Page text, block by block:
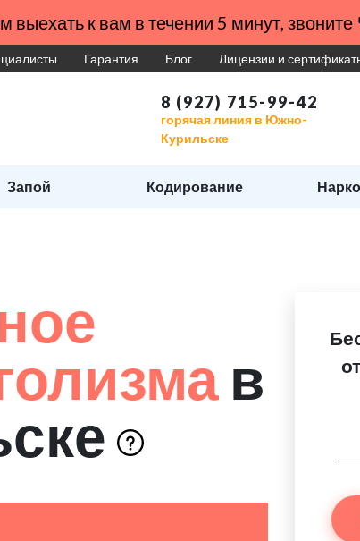
к вам в течении 5 минут,
Гарантия Блог Лицензии и
8 (927) 715-99-42
горячая линия в Южно-
Курильске
Запой Кодирование
в